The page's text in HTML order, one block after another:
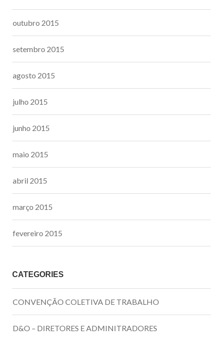
outubro 2015
setembro 2015
agosto 2015
julho 2015
junho 2015
maio 2015
abril 2015
março 2015
fevereiro 2015
CATEGORIES
CONVENÇÃO COLETIVA DE TRABALHO
D&O – DIRETORES E ADMINITRADORES